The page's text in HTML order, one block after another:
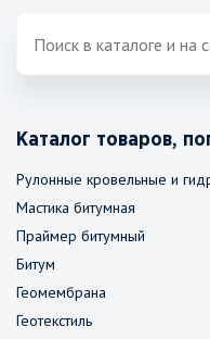
Каталог товаров,
Рулонные кровельные и
Мастика битумная
Праймер битумный
Битум
Геомембрана
Геотекстиль